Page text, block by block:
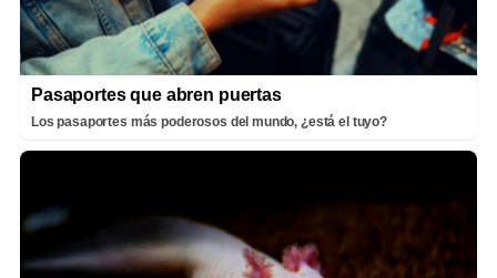
Pasaportes que abren puertas
Los pasaportes más poderosos del mundo, ¿está el tuyo?